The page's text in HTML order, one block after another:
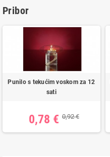
Pribor
Punilo s tekućim voskom za 12
sati
0,78 € 0,92 €